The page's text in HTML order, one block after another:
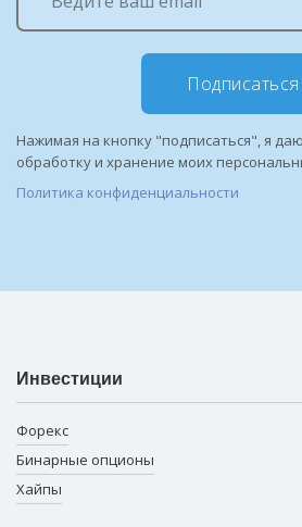
Подписаться
Нажимая на кнопку "подписаться", я
обработку и хранение моих
Политика конфиденциальности
Инвестиции
Форекс
Бинарные опционы
Хайпы